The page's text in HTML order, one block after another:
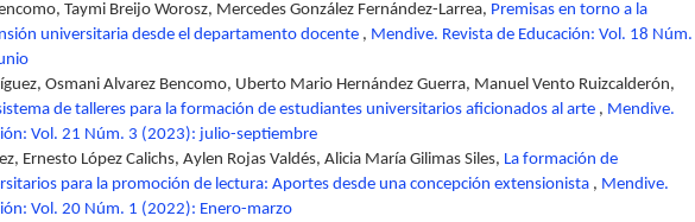
Taymi Breijo Worosz, Mercedes González Fernández-Larrea, Premisas en torno a la
universitaria desde el departamento docente , Mendive. Revista de Educación: Vol. 18 Núm.
Osmani Alvarez Bencomo, Uberto Mario Hernández Guerra, Manuel Vento Ruizcalderón,
de talleres para la formación de estudiantes universitarios aficionados al arte , Mendive.
Vol. 21 Núm. 3 (2023): julio-septiembre
Ernesto López Calichs, Aylen Rojas Valdés, Alicia María Gilimas Siles, La formación de
para la promoción de lectura: Aportes desde una concepción extensionista , Mendive.
Vol. 20 Núm. 1 (2022): Enero-marzo